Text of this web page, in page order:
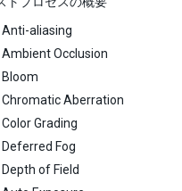
Anti-aliasing
Ambient Occlusion
Bloom
Chromatic Aberration
Color Grading
Deferred Fog
Depth of Field